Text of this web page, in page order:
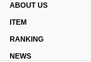
ABOUT US
ITEM
RANKING
NEWS